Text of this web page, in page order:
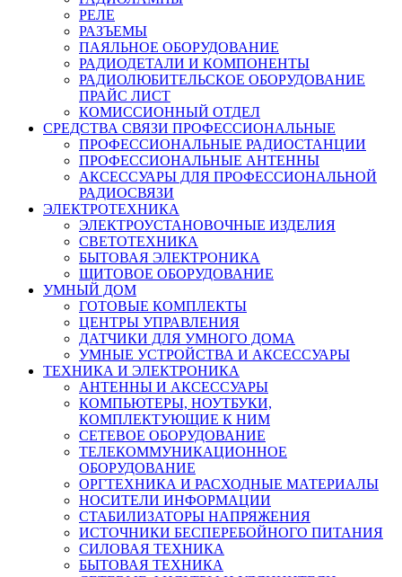
РЕЛЕ
РАЗЪЕМЫ
ПАЯЛЬНОЕ ОБОРУДОВАНИЕ
РАДИОДЕТАЛИ И КОМПОНЕНТЫ
РАДИОЛЮБИТЕЛЬСКОЕ ОБОРУДОВАНИЕ
ПРАЙС ЛИСТ
КОМИССИОННЫЙ ОТДЕЛ
СРЕДСТВА СВЯЗИ ПРОФЕССИОНАЛЬНЫЕ
ПРОФЕССИОНАЛЬНЫЕ РАДИОСТАНЦИИ
ПРОФЕССИОНАЛЬНЫЕ АНТЕННЫ
АКСЕССУАРЫ ДЛЯ ПРОФЕССИОНАЛЬНОЙ
РАДИОСВЯЗИ
ЭЛЕКТРОТЕХНИКА
ЭЛЕКТРОУСТАНОВОЧНЫЕ ИЗДЕЛИЯ
СВЕТОТЕХНИКА
БЫТОВАЯ ЭЛЕКТРОНИКА
ЩИТОВОЕ ОБОРУДОВАНИЕ
УМНЫЙ ДОМ
ГОТОВЫЕ КОМПЛЕКТЫ
ЦЕНТРЫ УПРАВЛЕНИЯ
ДАТЧИКИ ДЛЯ УМНОГО ДОМА
УМНЫЕ УСТРОЙСТВА И АКСЕССУАРЫ
ТЕХНИКА И ЭЛЕКТРОНИКА
АНТЕННЫ И АКСЕССУАРЫ
КОМПЬЮТЕРЫ, НОУТБУКИ,
КОМПЛЕКТУЮЩИЕ К НИМ
СЕТЕВОЕ ОБОРУДОВАНИЕ
ТЕЛЕКОММУНИКАЦИОННОЕ
ОБОРУДОВАНИЕ
ОРГТЕХНИКА И РАСХОДНЫЕ МАТЕРИАЛЫ
НОСИТЕЛИ ИНФОРМАЦИИ
СТАБИЛИЗАТОРЫ НАПРЯЖЕНИЯ
ИСТОЧНИКИ БЕСПЕРЕБОЙНОГО ПИТАНИЯ
СИЛОВАЯ ТЕХНИКА
БЫТОВАЯ ТЕХНИКА